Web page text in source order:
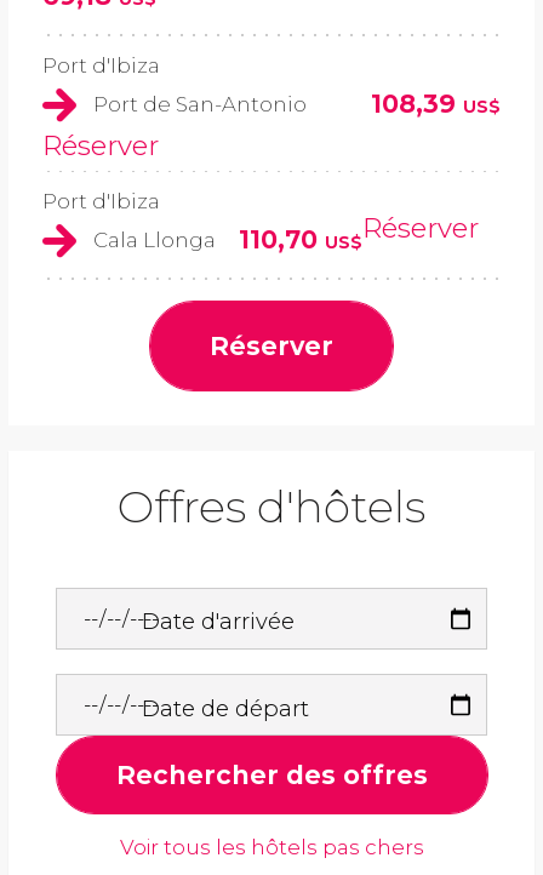
Port d'Ibiza
Port de San-Antonio
108,39 US$
Réserver
Port d'Ibiza
Cala Llonga
110,70 US$Réserver
Réserver
Offres d'hôtels
Date d'arrivée
Date de départ
Rechercher des offres
Voir tous les hôtels pas chers